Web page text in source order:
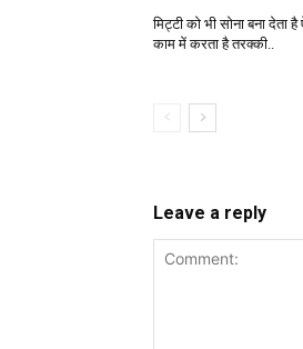
मिट्टी को भी सोना बना देता
काम में करता है तरक्की..
Leave a reply